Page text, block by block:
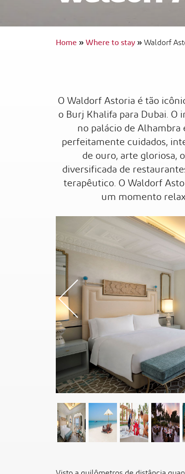
InterContinental Ras Al
Home»Where to stay»Waldorf
O Waldorf Astoria é tão
o Burj Khalifa para Dubai.
no palácio de
perfeitamente cuidados,
de ouro, arte gloriosa,
diversificada de
terapêutico. O Waldorf
um momento